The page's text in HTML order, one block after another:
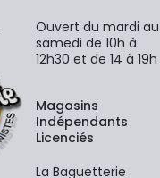
Ouvert du mardi au
samedi de 10h à
12h30 et de 14 à 19h
Magasins
Indépendants
Licenciés
La Baguetterie